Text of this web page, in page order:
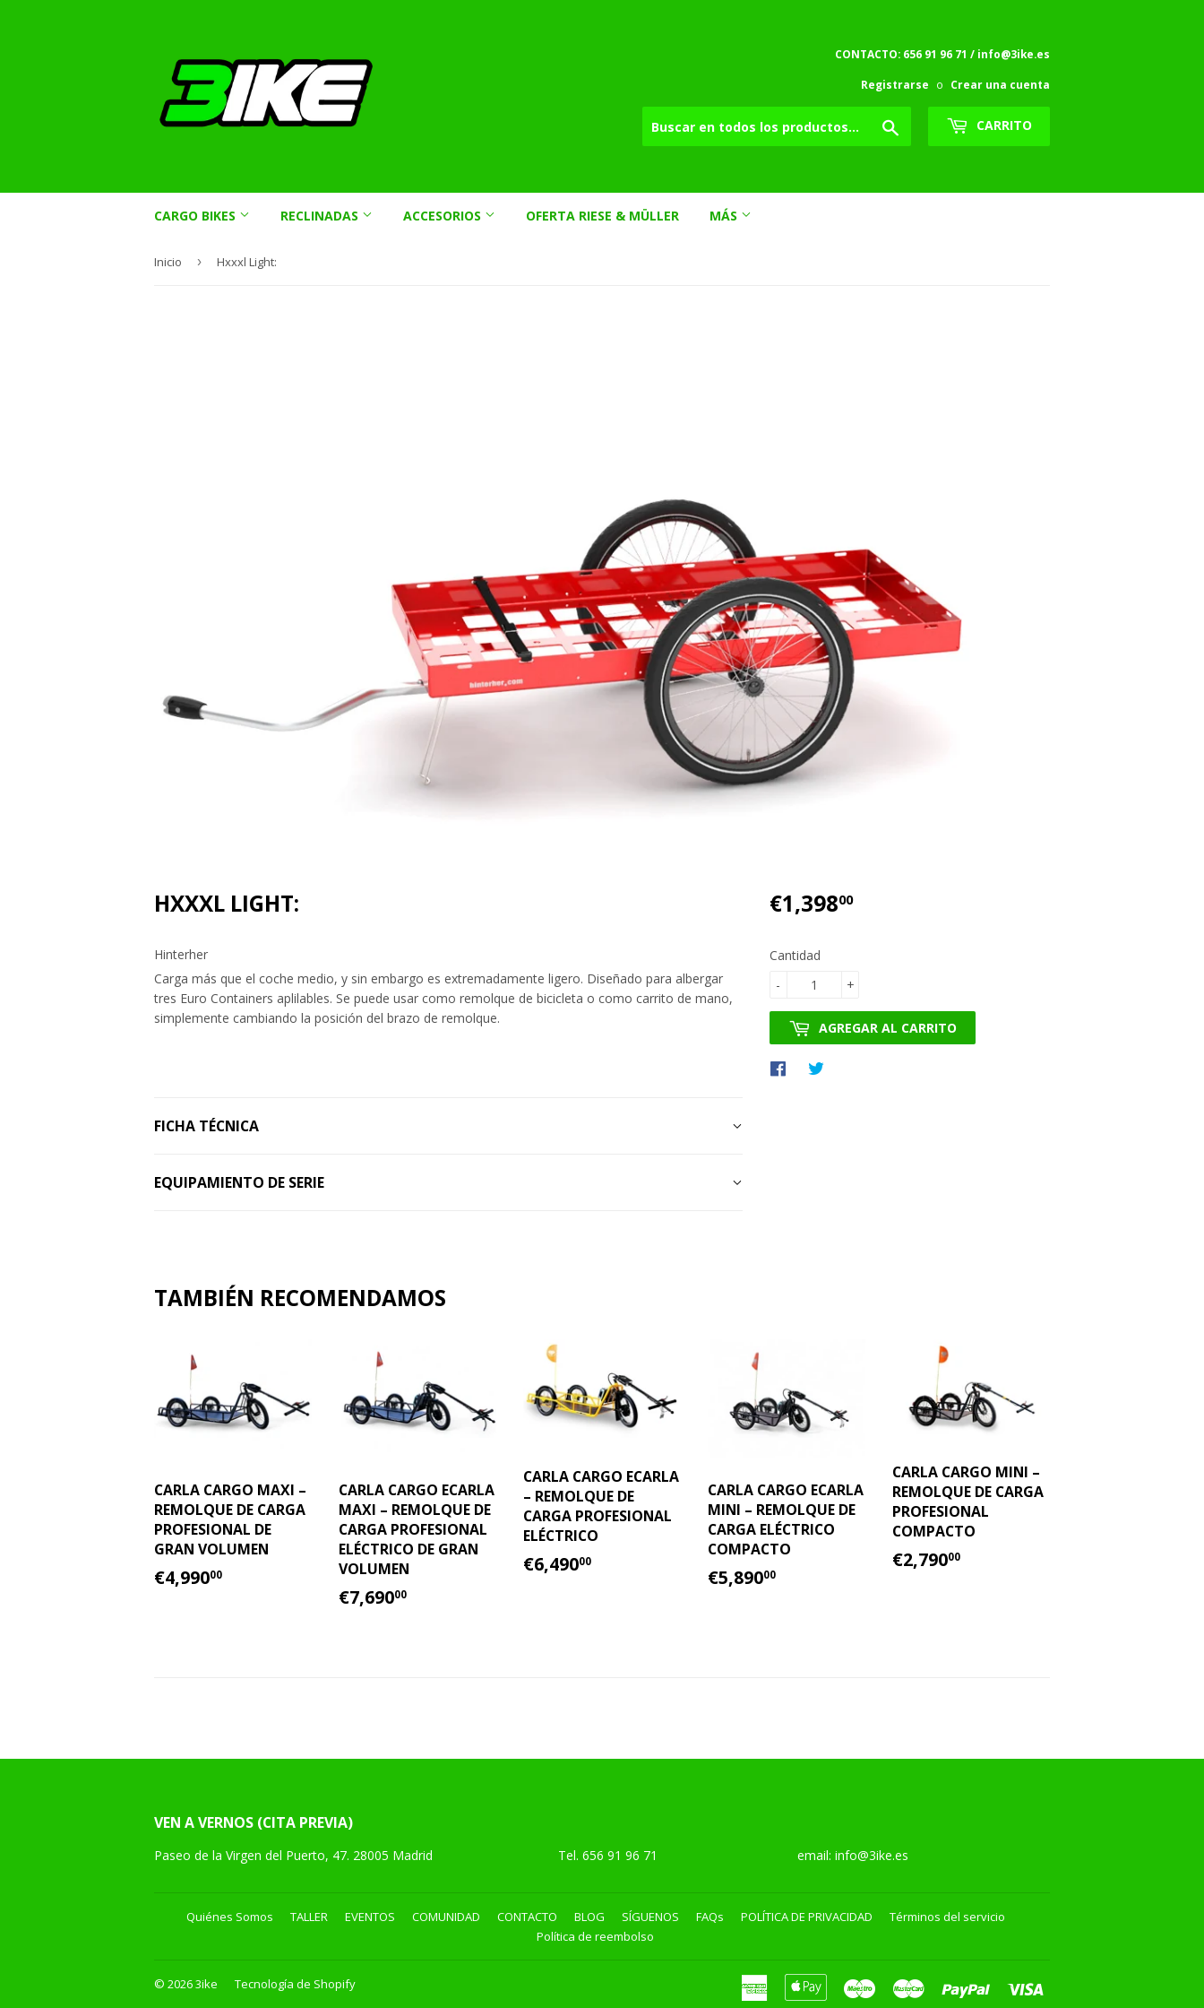
CONTACTO: 656 91 96 71 / info@3ike.es
Registrarse o Crear una cuenta
CARRITO
CARGO BIKES RECLINADAS ACCESORIOS OFERTA RIESE & MÜLLER MÁS
Inicio › Hxxxl Light:
HXXXL LIGHT:
Hinterher
Carga más que el coche medio, y sin embargo es extremadamente ligero. Diseñado para albergar
tres Euro Containers aplilables. Se puede usar como remolque de bicicleta o como carrito de mano,
simplemente cambiando la posición del brazo de remolque.
FICHA TÉCNICA
EQUIPAMIENTO DE SERIE
€1,39800€1,398.00
Cantidad
+
-
AGREGAR AL CARRITO
Compartir
TAMBIÉN RECOMENDAMOS
CARLA CARGO MAXI –
REMOLQUE DE CARGA
PROFESIONAL DE
GRAN VOLUMEN
PRECIO
HABITUAL
€4,99000
CARLA CARGO ECARLA
MAXI – REMOLQUE DE
CARGA PROFESIONAL
ELÉCTRICO DE GRAN
VOLUMEN
PRECIO
HABITUAL
€7,69000
CARLA CARGO ECARLA
– REMOLQUE DE
CARGA PROFESIONAL
ELÉCTRICO
PRECIO
HABITUAL
€6,49000
CARLA CARGO ECARLA
MINI – REMOLQUE DE
CARGA ELÉCTRICO
COMPACTO
PRECIO
HABITUAL
€5,89000
CARLA CARGO MINI –
REMOLQUE DE CARGA
PROFESIONAL
COMPACTO
PRECIO
HABITUAL
€2,79000
VEN A VERNOS (CITA PREVIA)
Paseo de la Virgen del Puerto, 47. 28005 Madrid Tel. 656 91 96 71 email: info@3ike.es
Quiénes Somos TALLER EVENTOS COMUNIDAD CONTACTO BLOG SÍGUENOS FAQs POLÍTICA DE PRIVACIDAD
Términos del servicio
Política de reembolso
© 20263ike Tecnología de Shopify
American
Express
Apple
Pay
MaestroMaster Paypal